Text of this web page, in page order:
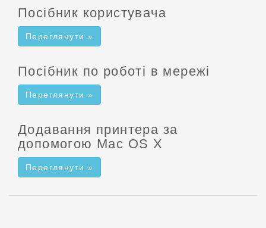
Посібник користувача
Переглянути »
Посібник по роботі в мережі
Переглянути »
Додавання принтера за
допомогою Mac OS X
Переглянути »